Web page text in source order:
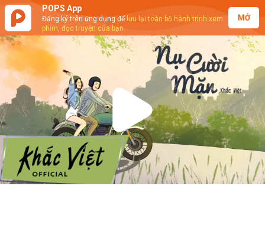
POPS App
Đăng ký trên ứng dụng để lưu lại toàn bộ hành trình xem
phim, đọc truyện của bạn.
MỞ
Play
Video